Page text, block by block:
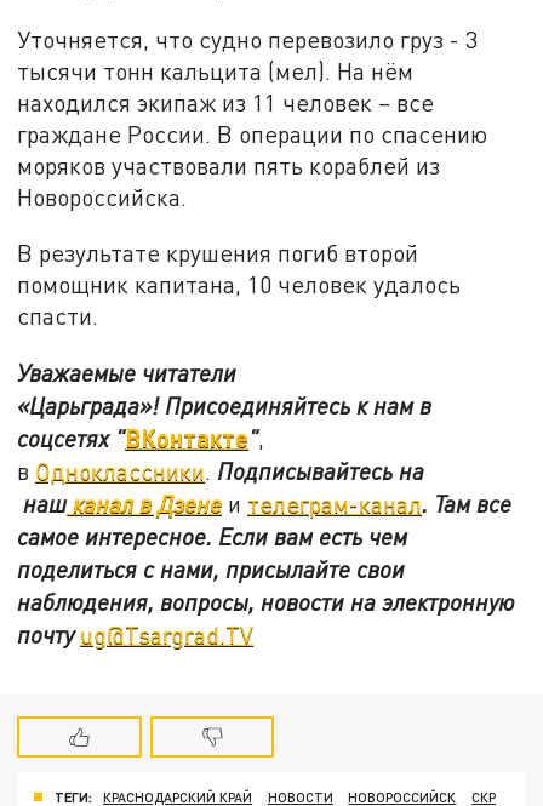
Уточняется, что судно перевозило груз - 3
тысячи тонн кальцита (мел). На нём
находился экипаж из 11 человек – все
граждане России. В операции по спасению
моряков участвовали пять кораблей из
Новороссийска.
В результате крушения погиб второй
помощник капитана, 10 человек удалось
спасти.
Уважаемые читатели
«Царьграда»! Присоединяйтесь к нам в
соцсетях "ВКонтакте",
в Одноклассники. Подписывайтесь на
нашканал в Дзене и телеграм-канал. Там все
самое интересное. Если вам есть чем
поделиться с нами, присылайте свои
наблюдения, вопросы, новости на электронную
почтуug@Tsargrad.TV
ТЕГИ: КРАСНОДАРСКИЙ КРАЙ НОВОСТИ НОВОРОССИЙСК
СКР